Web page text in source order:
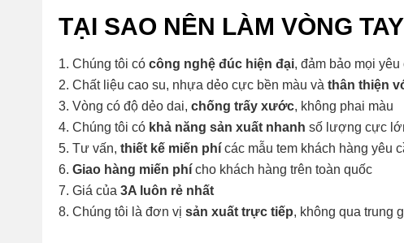
TẠI SAO NÊN LÀM VÒNG
Chúng tôi có công nghệ đúc hiện đại, đảm bảo mọi
Chất liệu cao su, nhựa dẻo cực bền màu và thân thiện
Vòng có độ dẻo dai, chống trấy xước, không phai màu
Chúng tôi có khả năng sản xuất nhanh số lượng cực
Tư vấn, thiết kế miến phí các mẫu tem khách hàng yêu
Giao hàng miến phí cho khách hàng trên toàn quốc
Giá của 3A luôn rẻ nhất
Chúng tôi là đơn vị sản xuất trực tiếp, không qua trung